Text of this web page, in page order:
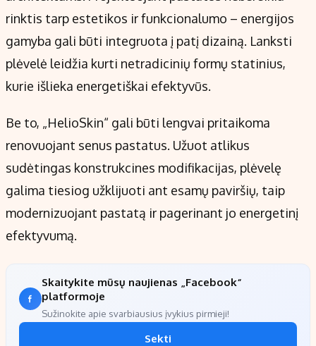
rinktis tarp estetikos ir funkcionalumo – energijos
gamyba gali būti integruota į patį dizainą. Lanksti
plėvelė leidžia kurti netradicinių formų statinius,
kurie išlieka energetiškai efektyvūs.
Be to, „HelioSkin“ gali būti lengvai pritaikoma
renovuojant senus pastatus. Užuot atlikus
sudėtingas konstrukcines modifikacijas, plėvelę
galima tiesiog užklijuoti ant esamų paviršių, taip
modernizuojant pastatą ir pagerinant jo energetinį
efektyvumą.
Skaitykite mūsų naujienas „Facebook“
platformoje
Sužinokite apie svarbiausius įvykius pirmieji!
Sekti